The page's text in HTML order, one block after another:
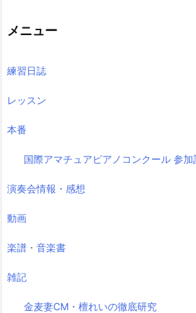
事
メニュー
練習日誌
レッスン
本番
国際アマチュアピアノコンクール 参加
演奏会情報・感想
動画
楽譜・音楽書
雑記
金麦妻CM・檀れいの徹底研究